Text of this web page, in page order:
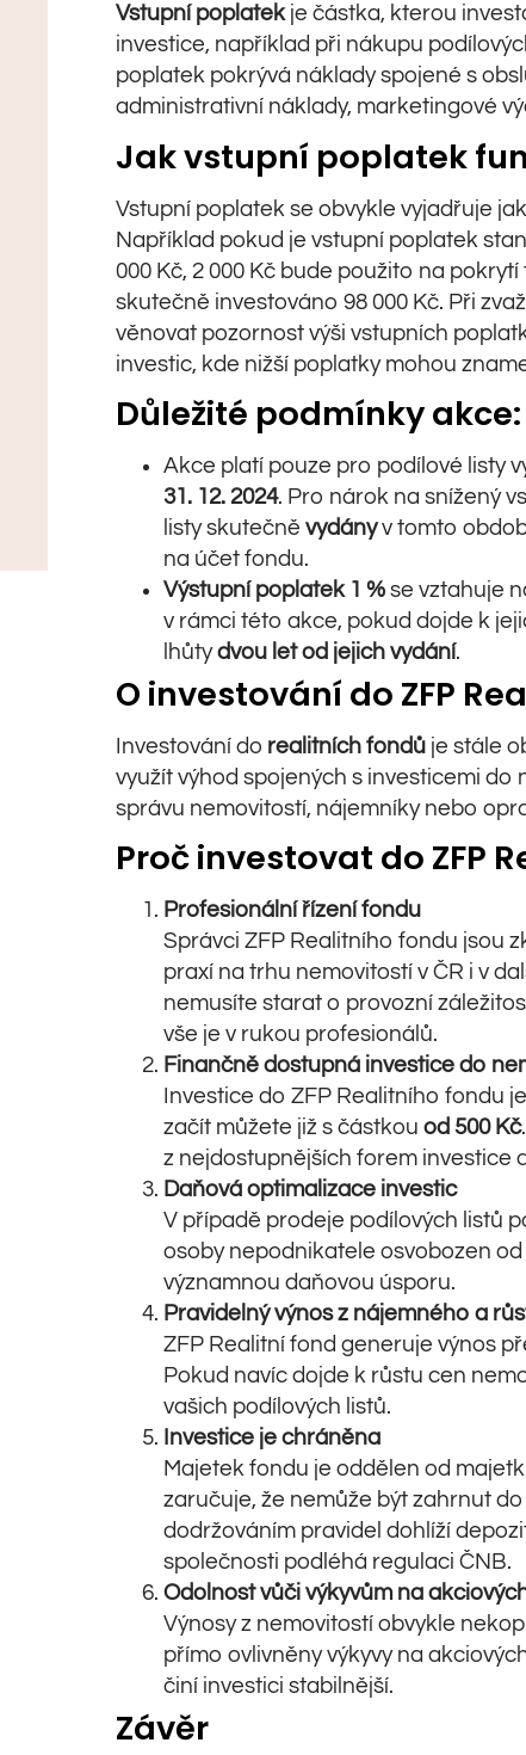
Vstupní poplatekje částka, kterou
investice, například při nákupu
poplatek pokrývá náklady spojené s
administrativní náklady, marketingové
Jak vstupní poplatek
Vstupní poplatek se obvykle vyjadřuje
Například pokud je vstupní poplatek
000 Kč, 2 000 Kč bude použito na
skutečně investováno 98 000 Kč. Při
věnovat pozornost výši vstupních
investic, kde nižší poplatky mohou
Důležité podmínky akce:
Akce platí pouze pro podílové listy
31. 12. 2024. Pro nárok na snížený
listy skutečně vydányv tomto
na účet fondu.
Výstupní poplatek 1 %se vztahuje
v rámci této akce, pokud dojde k
lhůtydvou let od jejich vydání.
O investování do ZFP
Investování do realitních fondůje stále
využít výhod spojených s investicemi do
správu nemovitostí, nájemníky nebo
Proč investovat do ZFP
Profesionální řízení fondu
Správci ZFP Realitního fondu jsou
praxí na trhu nemovitostí v ČR i v
nemusíte starat o provozní
vše je v rukou profesionálů.
Finančně dostupná investice do
Investice do ZFP Realitního fondu
začít můžete již s částkou od 500 Kč
z nejdostupnějších forem investice
Daňová optimalizace investic
V případě prodeje podílových listů
osoby nepodnikatele osvobozen
významnou daňovou úsporu.
Pravidelný výnos z nájemného a
ZFP Realitní fond generuje výnos
Pokud navíc dojde k růstu cen
vašich podílových listů.
Investice je chráněna
Majetek fondu je oddělen od
zaručuje, že nemůže být zahrnut
dodržováním pravidel dohlíží
společnosti podléhá regulaci ČNB.
Odolnost vůči výkyvům na
Výnosy z nemovitostí obvykle
přímo ovlivněny výkyvy na
činí investici stabilnější.
Závěr